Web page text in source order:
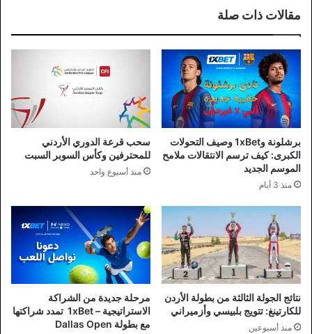
مقالات ذات صلة
برشلونة و1xBet وصيف التحولات
الكبرى: كيف ترسم الانتقالات ملامح
الموسم الجديد
منذ 3 أيام
سحب قرعة الدوري الأردني
للمحترفين وكأس السوبر السبت
منذ أسبوع واحد
نتائج الجولة الثالثة من بطولة الأردن
للكارتينغ: تتويج بلبيسي وأزميراني
منذ أسبوعين
مرحلة جديدة من الشراكة
الاستراتيجية – 1xBet تمدد شراكتها
مع بطولة Dallas Open